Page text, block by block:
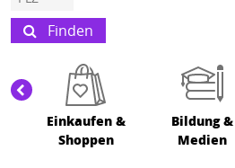
Finden
Einkaufen &
Shoppen
Bildung &
Medien